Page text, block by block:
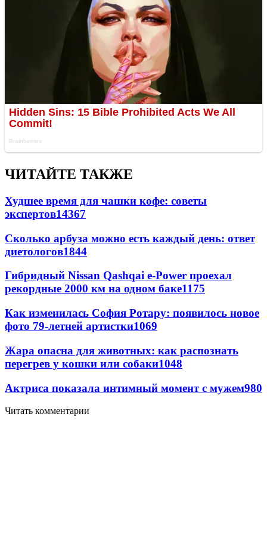
ЧИТАЙТЕ ТАКЖЕ
Худшее время для чашки кофе: советы
экспертов14367
Сколько арбуза можно есть каждый день: ответ
диетологов1844
Гибридный Nissan Qashqai e-Power проехал
рекордные 2000 км на одном баке1175
Как изменилась София Ротару: появилось новое
фото 79-летней артистки1069
Жара опасна для животных: как распознать
перегрев у кошки или собаки1048
Актриса показала интимный момент с мужем980
Читать комментарии